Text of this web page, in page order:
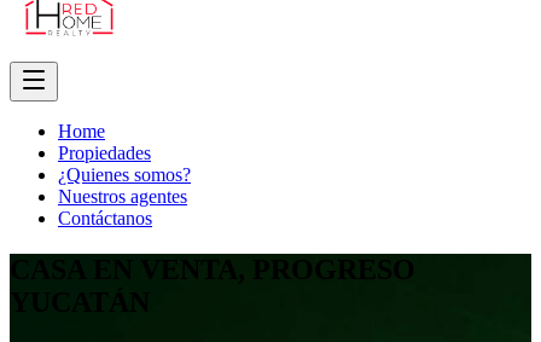
Home
Propiedades
¿Quienes somos?
Nuestros agentes
Contáctanos
CASA EN VENTA, PROGRESO
YUCATÁN